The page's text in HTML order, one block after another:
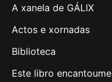
A xanela de GÁLIX
Actos e xornadas
Biblioteca
Este libro encantoume